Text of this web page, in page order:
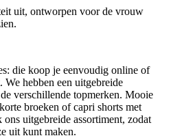
uit, ontworpen voor de vrouw
die koop je eenvoudig online of
hebben een uitgebreide
verschillende topmerken. Mooie
broeken of capri shorts met
uitgebreide assortiment, zodat
uit kunt maken.